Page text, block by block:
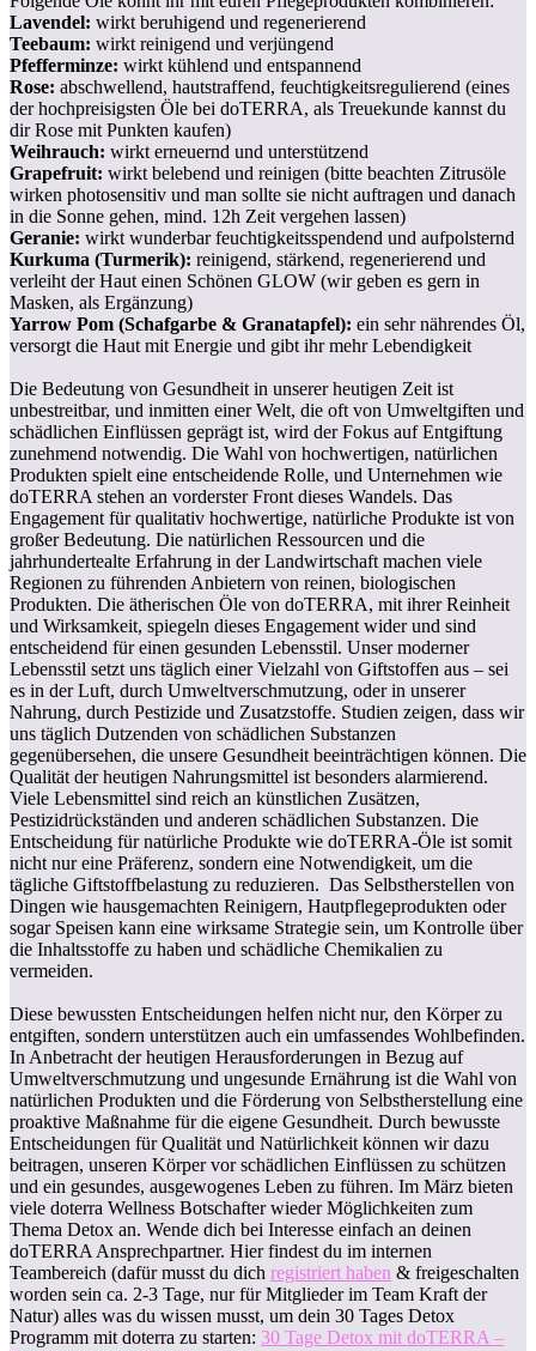
Lavendel: wirkt beruhigend und regenerierend
Teebaum: wirkt reinigend und verjüngend
Pfefferminze: wirkt kühlend und entspannend
Rose: abschwellend, hautstraffend, feuchtigkeitsregulierend (eines
der hochpreisigsten Öle bei doTERRA, als Treuekunde kannst du
dir Rose mit Punkten kaufen)
Weihrauch: wirkt erneuernd und unterstützend
Grapefruit: wirkt belebend und reinigen (bitte beachten Zitrusöle
wirken photosensitiv und man sollte sie nicht auftragen und danach
in die Sonne gehen, mind. 12h Zeit vergehen lassen)
Geranie: wirkt wunderbar feuchtigkeitsspendend und aufpolsternd
Kurkuma (Turmerik): reinigend, stärkend, regenerierend und
verleiht der Haut einen Schönen GLOW (wir geben es gern in
Masken, als Ergänzung)
Yarrow Pom (Schafgarbe & Granatapfel): ein sehr nährendes Öl,
versorgt die Haut mit Energie und gibt ihr mehr Lebendigkeit
Die Bedeutung von Gesundheit in unserer heutigen Zeit ist
unbestreitbar, und inmitten einer Welt, die oft von Umweltgiften und
schädlichen Einflüssen geprägt ist, wird der Fokus auf Entgiftung
zunehmend notwendig. Die Wahl von hochwertigen, natürlichen
Produkten spielt eine entscheidende Rolle, und Unternehmen wie
doTERRA stehen an vorderster Front dieses Wandels. Das
Engagement für qualitativ hochwertige, natürliche Produkte ist von
großer Bedeutung. Die natürlichen Ressourcen und die
jahrhundertealte Erfahrung in der Landwirtschaft machen viele
Regionen zu führenden Anbietern von reinen, biologischen
Produkten. Die ätherischen Öle von doTERRA, mit ihrer Reinheit
und Wirksamkeit, spiegeln dieses Engagement wider und sind
entscheidend für einen gesunden Lebensstil. Unser moderner
Lebensstil setzt uns täglich einer Vielzahl von Giftstoffen aus – sei
es in der Luft, durch Umweltverschmutzung, oder in unserer
Nahrung, durch Pestizide und Zusatzstoffe. Studien zeigen, dass wir
uns täglich Dutzenden von schädlichen Substanzen
gegenübersehen, die unsere Gesundheit beeinträchtigen können. Die
Qualität der heutigen Nahrungsmittel ist besonders alarmierend.
Viele Lebensmittel sind reich an künstlichen Zusätzen,
Pestizidrückständen und anderen schädlichen Substanzen. Die
Entscheidung für natürliche Produkte wie doTERRA-Öle ist somit
nicht nur eine Präferenz, sondern eine Notwendigkeit, um die
tägliche Giftstoffbelastung zu reduzieren. Das Selbstherstellen von
Dingen wie hausgemachten Reinigern, Hautpflegeprodukten oder
sogar Speisen kann eine wirksame Strategie sein, um Kontrolle über
die Inhaltsstoffe zu haben und schädliche Chemikalien zu
vermeiden.
Diese bewussten Entscheidungen helfen nicht nur, den Körper zu
entgiften, sondern unterstützen auch ein umfassendes Wohlbefinden.
In Anbetracht der heutigen Herausforderungen in Bezug auf
Umweltverschmutzung und ungesunde Ernährung ist die Wahl von
natürlichen Produkten und die Förderung von Selbstherstellung eine
proaktive Maßnahme für die eigene Gesundheit. Durch bewusste
Entscheidungen für Qualität und Natürlichkeit können wir dazu
beitragen, unseren Körper vor schädlichen Einflüssen zu schützen
und ein gesundes, ausgewogenes Leben zu führen. Im März bieten
viele doterra Wellness Botschafter wieder Möglichkeiten zum
Thema Detox an. Wende dich bei Interesse einfach an deinen
doTERRA Ansprechpartner. Hier findest du im internen
Teambereich (dafür musst du dich registriert haben & freigeschalten
worden sein ca. 2-3 Tage, nur für Mitglieder im Team Kraft der
Natur) alles was du wissen musst, um dein 30 Tages Detox
Programm mit doterra zu starten: 30 Tage Detox mit doTERRA –